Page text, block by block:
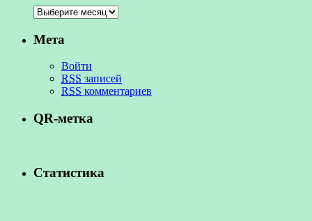
Мета
Войти
RSS записей
RSS комментариев
QR-метка
Статистика